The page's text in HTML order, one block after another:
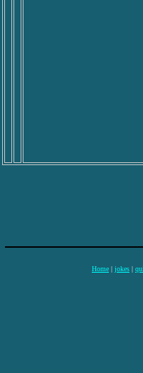
Home | jokes |